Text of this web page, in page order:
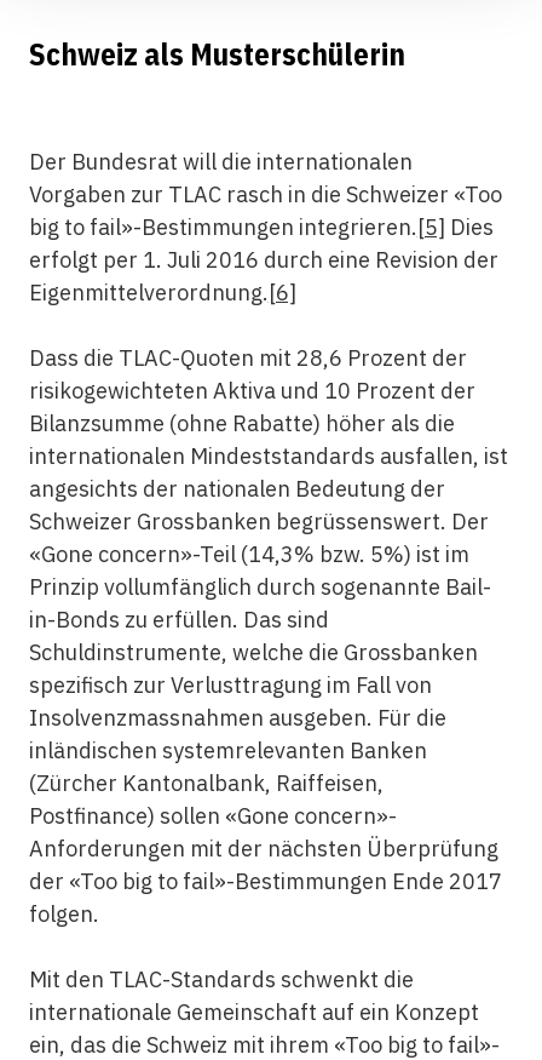
Schweiz als Musterschülerin
Der Bundesrat will die internationalen
Vorgaben zur TLAC rasch in die Schweizer «Too
big to fail»-Bestimmungen integrieren.[5] Dies
erfolgt per 1. Juli 2016 durch eine Revision der
Eigenmittelverordnung.[6]
Dass die TLAC-Quoten mit 28,6 Prozent der
risikogewichteten Aktiva und 10 Prozent der
Bilanzsumme (ohne Rabatte) höher als die
internationalen Mindeststandards ausfallen, ist
angesichts der nationalen Bedeutung der
Schweizer Grossbanken begrüssenswert. Der
«Gone concern»-Teil (14,3% bzw. 5%) ist im
Prinzip vollumfänglich durch sogenannte Bail-
in-Bonds zu erfüllen. Das sind
Schuldinstrumente, welche die Grossbanken
spezifisch zur Verlusttragung im Fall von
Insolvenzmassnahmen ausgeben. Für die
inländischen systemrelevanten Banken
(Zürcher Kantonalbank, Raiffeisen,
Postfinance) sollen «Gone concern»-
Anforderungen mit der nächsten Überprüfung
der «Too big to fail»-Bestimmungen Ende 2017
folgen.
Mit den TLAC-Standards schwenkt die
internationale Gemeinschaft auf ein Konzept
ein, das die Schweiz mit ihrem «Too big to fail»-